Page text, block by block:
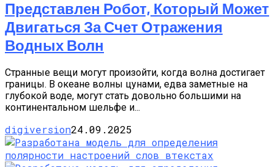
Представлен Робот, Который Может
Двигаться За Счет Отражения
Водных Волн
Странные вещи могут произойти, когда волна достигает
границы. В океане волны цунами, едва заметные на
глубокой воде, могут стать довольно большими на
континентальном шельфе и...
digiversion24.09.2025